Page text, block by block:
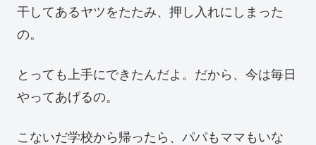
干してあるヤツをたたみ、押し入れにしまった
の。
とっても上手にできたんだよ。だから、今は毎日
やってあげるの。
こないだ学校から帰ったら、パパもママもいな